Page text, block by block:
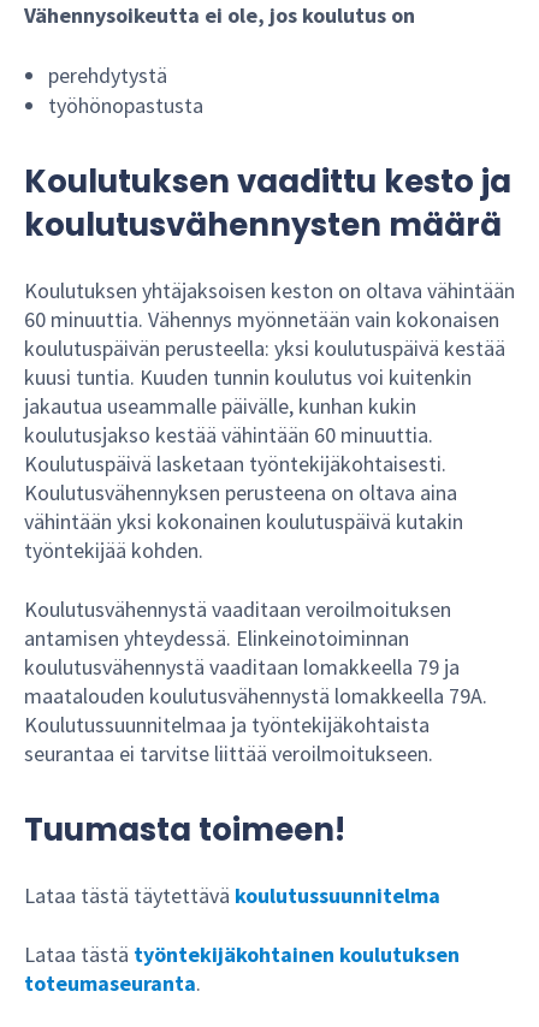
Vähennysoikeutta ei ole, jos koulutus on
perehdytystä
työhönopastusta
Koulutuksen vaadittu kesto ja
koulutusvähennysten määrä
Koulutuksen yhtäjaksoisen keston on oltava vähintään
60 minuuttia. Vähennys myönnetään vain kokonaisen
koulutuspäivän perusteella: yksi koulutuspäivä kestää
kuusi tuntia. Kuuden tunnin koulutus voi kuitenkin
jakautua useammalle päivälle, kunhan kukin
koulutusjakso kestää vähintään 60 minuuttia.
Koulutuspäivä lasketaan työntekijäkohtaisesti.
Koulutusvähennyksen perusteena on oltava aina
vähintään yksi kokonainen koulutuspäivä kutakin
työntekijää kohden.
Koulutusvähennystä vaaditaan veroilmoituksen
antamisen yhteydessä. Elinkeinotoiminnan
koulutusvähennystä vaaditaan lomakkeella 79 ja
maatalouden koulutusvähennystä lomakkeella 79A.
Koulutussuunnitelmaa ja työntekijäkohtaista
seurantaa ei tarvitse liittää veroilmoitukseen.
Tuumasta toimeen!
Lataa tästä täytettävä koulutussuunnitelma
Lataa tästä työntekijäkohtainen koulutuksen
toteumaseuranta.